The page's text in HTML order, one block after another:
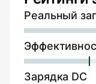
Реальный
Зарядка DC